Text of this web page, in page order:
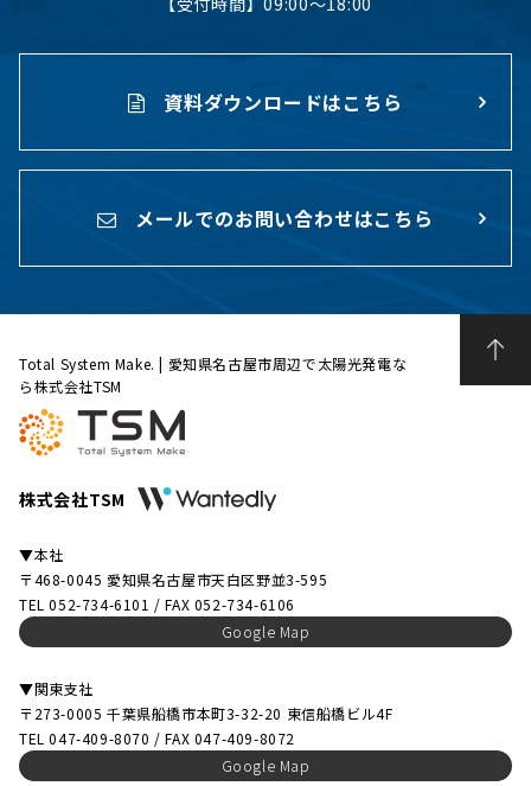
資料ダウンロードはこちら
メールでのお問い合わせはこちら
Total System Make. | 愛知県名古屋市周辺で太陽光発電な
ら株式会社TSM
株式会社TSM
▼本社
〒468-0045 愛知県名古屋市天白区野並3-595
TEL 052-734-6101 / FAX 052-734-6106
Google Map
▼関東支社
〒273-0005 千葉県船橋市本町3-32-20 東信船橋ビル4F
TEL 047-409-8070 / FAX 047-409-8072
Google Map